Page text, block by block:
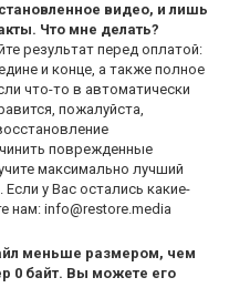
видео, и лишь
Что мне делать?
результат перед оплатой:
и конце, а также полное
что-то в автоматически
пожалуйста,
поврежденные
максимально лучший
у Вас остались какие-
нам: info@restore.media
меньше размером, чем
0 байт. Вы можете его